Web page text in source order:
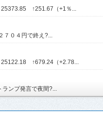
↑251.67（+1％...
７０４円で終え?...
↑679.24（+2.78...
ランプ発言で夜間?...